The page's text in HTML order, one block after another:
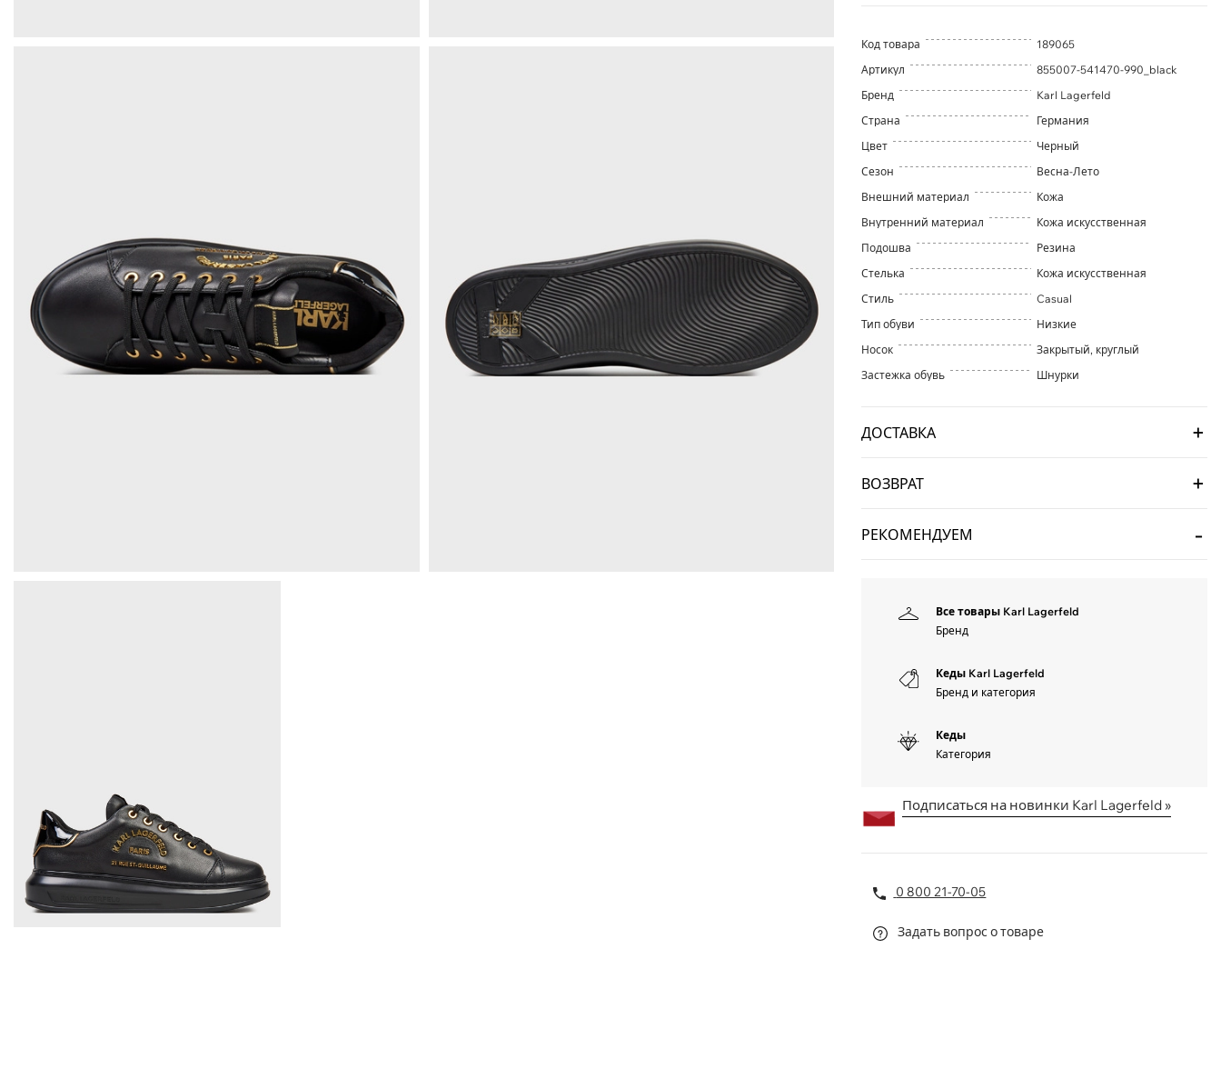
Код товара
189065
Артикул
855007-541470-990_black
Бренд
Karl Lagerfeld
Страна
Германия
Цвет
Черный
Сезон
Весна-Лето
Внешний материал
Кожа
Внутренний материал
Кожа искусственная
Подошва
Резина
Стелька
Кожа искусственная
Стиль
Casual
Тип обуви
Низкие
Носок
Закрытый, круглый
Застежка обувь
Шнурки
ДОСТАВКА
ВОЗВРАТ
РЕКОМЕНДУЕМ
Все товары Karl Lagerfeld
Бренд
Кеды Karl Lagerfeld
Бренд и категория
Кеды
Категория
Подписаться на новинки Karl Lagerfeld »
0 800 21-70-05
Задать вопрос о товаре